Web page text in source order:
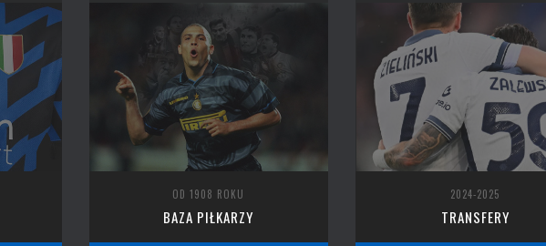
OD 1908 ROKU
BAZA PIŁKARZY
2024-2025
TRANSFERY